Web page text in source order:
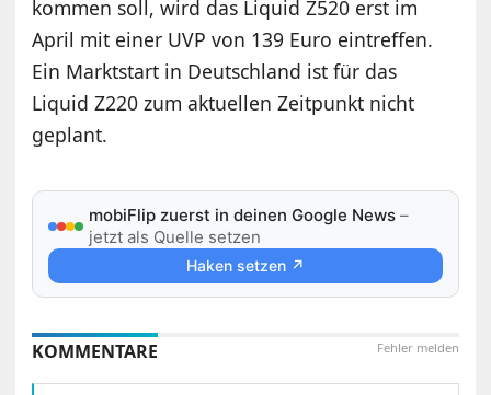
kommen soll, wird das Liquid Z520 erst im
April mit einer UVP von 139 Euro eintreffen.
Ein Marktstart in Deutschland ist für das
Liquid Z220 zum aktuellen Zeitpunkt nicht
geplant.
mobiFlip zuerst in deinen Google News –
jetzt als Quelle setzen
Haken setzen ↗
Fehler melden
KOMMENTARE